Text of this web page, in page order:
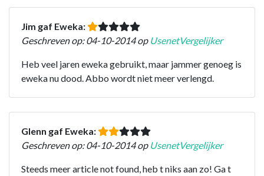
Jim gaf Eweka:
Geschreven op: 04-10-2014 op UsenetVergelijker
Heb veel jaren eweka gebruikt, maar jammer genoeg is
eweka nu dood. Abbo wordt niet meer verlengd.
Glenn gaf Eweka:
Geschreven op: 04-10-2014 op UsenetVergelijker
Steeds meer article not found, heb t niks aan zo! Ga t